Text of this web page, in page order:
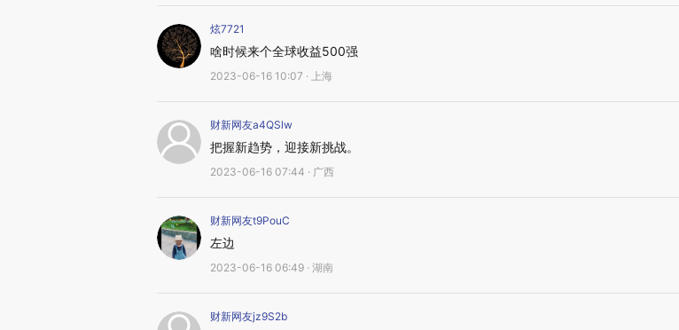
炫7721
啥时候来个全球收益500强
2023-06-16 10:07 · 上海
财新网友a4QSlw
把握新趋势，迎接新挑战。
2023-06-16 07:44 · 广西
财新网友t9PouC
左边
2023-06-16 06:49 · 湖南
财新网友jz9S2b